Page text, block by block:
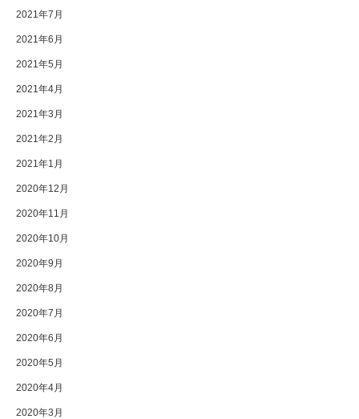
2021年7月
2021年6月
2021年5月
2021年4月
2021年3月
2021年2月
2021年1月
2020年12月
2020年11月
2020年10月
2020年9月
2020年8月
2020年7月
2020年6月
2020年5月
2020年4月
2020年3月